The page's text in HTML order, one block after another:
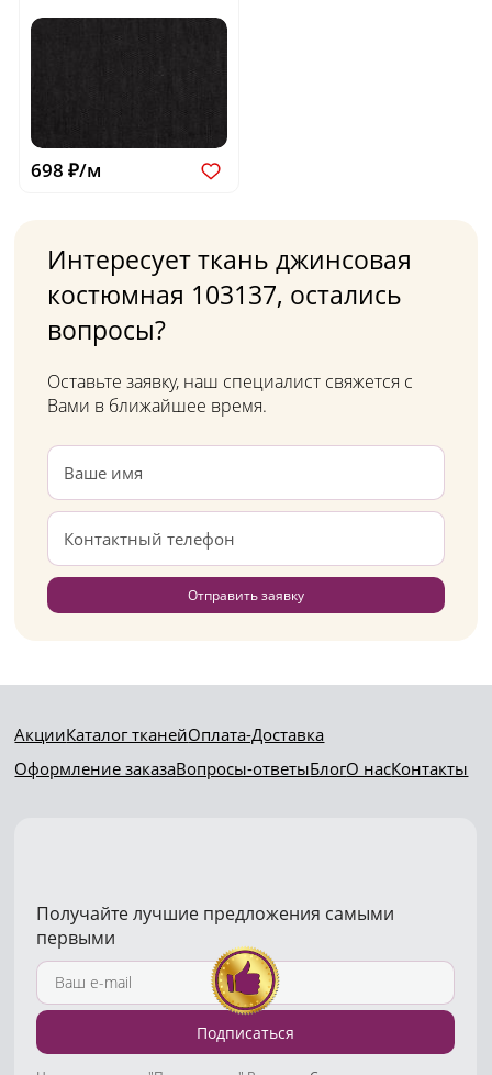
698 ₽/м
Интересует ткань джинсовая
костюмная 103137, остались
вопросы?
Оставьте заявку, наш специалист свяжется с
Вами в ближайшее время.
Отправить заявку
АкцииКаталог тканейОплата-Доставка
Оформление заказаВопросы-ответыБлогО насКонтакты
Получайте лучшие предложения самыми
первыми
Подписаться